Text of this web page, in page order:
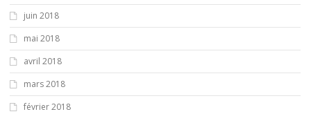
juin 2018
mai 2018
avril 2018
mars 2018
février 2018